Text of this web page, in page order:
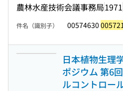
農林水産技術会議事務局1971
件名（識別子） 00574630
日本植物生理
ポジウム 第6
ルコントロー